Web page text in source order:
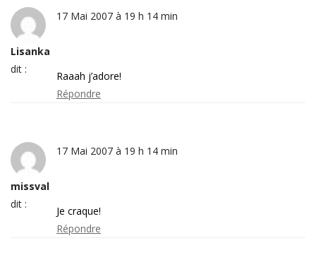
Lisanka
dit :
17 Mai 2007 à 19 h 14 min
Raaah j’adore!
Répondre
missval
dit :
17 Mai 2007 à 19 h 14 min
Je craque!
Répondre